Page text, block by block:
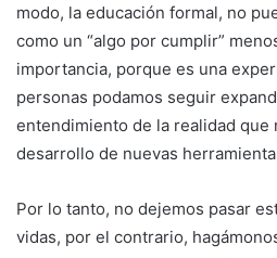
modo, la educación formal, no
como un “algo por cumplir”
importancia, porque es una
personas podamos seguir
entendimiento de la realidad que
desarrollo de nuevas
Por lo tanto, no dejemos pasar
vidas, por el contrario,